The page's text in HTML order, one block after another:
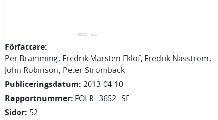
Författare:
Per Brämming Fredrik Marsten Eklöf Fredrik Näsström
John Robinson PeterStrömbäck
Publiceringsdatum: 2013-04-10
Rapportnummer: FOI-R--3652--SE
Sidor: 52